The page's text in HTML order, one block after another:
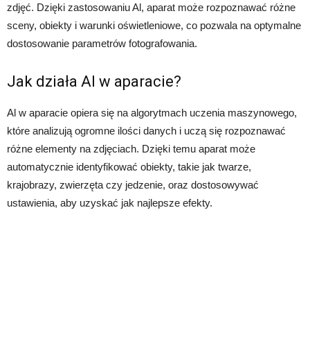
zdjęć. Dzięki zastosowaniu Al, aparat może rozpoznawać różne
sceny, obiekty i warunki oświetleniowe, co pozwala na optymalne
dostosowanie parametrów fotografowania.
Jak działa Al w aparacie?
Al w aparacie opiera się na algorytmach uczenia maszynowego,
które analizują ogromne ilości danych i uczą się rozpoznawać
różne elementy na zdjęciach. Dzięki temu aparat może
automatycznie identyfikować obiekty, takie jak twarze,
krajobrazy, zwierzęta czy jedzenie, oraz dostosowywać
ustawienia, aby uzyskać jak najlepsze efekty.